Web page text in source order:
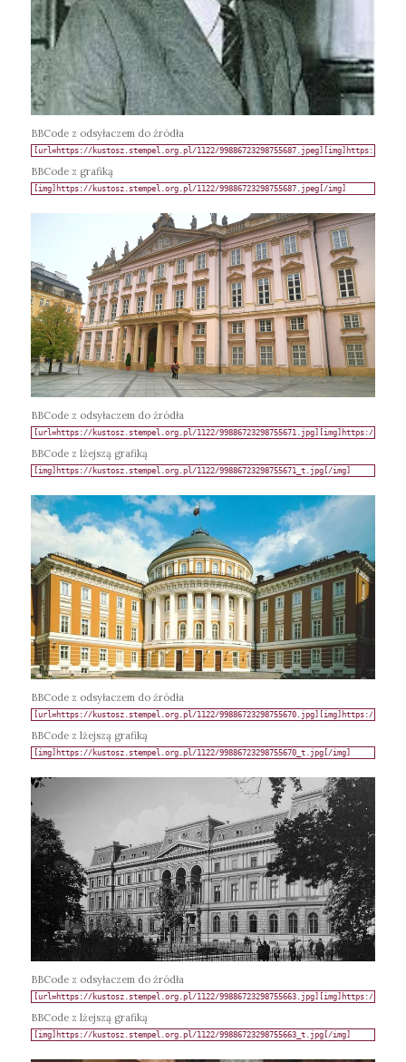
BBCode z odsyłaczem do źródła
BBCode z grafiką
BBCode z odsyłaczem do źródła
BBCode z lżejszą grafiką
BBCode z odsyłaczem do źródła
BBCode z lżejszą grafiką
BBCode z odsyłaczem do źródła
BBCode z lżejszą grafiką